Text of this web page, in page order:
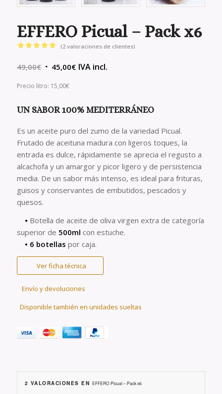
EFFERO Picual – Pack x6
con5.00
base a
de clientes
(2valoraciones de clientes)
49,00€ El
original
49,00€.
45,00€El
45,00€.
IVA incl.
Precio litro: 15,00€
UN SABOR 100% MEDITERRÁNEO
Es un aceite puro del zumo de la variedad Picual.
Frutado de aceituna madura con ligeros toques, la
entrada es dulce, rápidamente se aprecia el regusto a
alcachofa y un amargor y picor ligero y de persistencia
media. De un sabor más intenso, es ideal para frituras,
guisos y conservantes de embutidos, pescados y
quesos.
• Botella de aceite de oliva virgen extra de categoría
superior de 500ml con estuche.
• 6 botellas por caja.
Ver ficha técnica
Envío y devoluciones
Disponible también en unidades sueltas
2 VALORACIONES EN EFFERO Picual – Pack x6